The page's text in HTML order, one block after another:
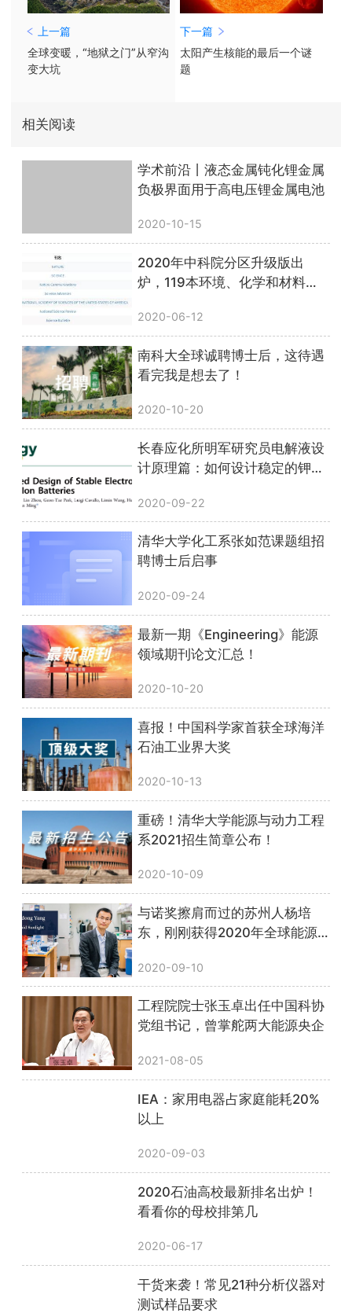
上一篇
全球变暖，“地狱之门”从窄沟
变大坑
下一篇
太阳产生核能的最后一个谜
题
相关阅读
学术前沿丨液态金属钝化锂金属
负极界面用于高电压锂金属电池
2020-10-15
2020年中科院分区升级版出
炉，119本环境、化学和材料类
2020-06-12
南科大全球诚聘博士后，这待遇
看完我是想去了！
2020-10-20
长春应化所明军研究员电解液设
计原理篇：如何设计稳定的钾电
2020-09-22
清华大学化工系张如范课题组招
聘博士后启事
2020-09-24
最新一期《Engineering》能源
领域期刊论文汇总！
2020-10-20
喜报！中国科学家首获全球海洋
石油工业界大奖
2020-10-13
重磅！清华大学能源与动力工程
系2021招生简章公布！
2020-10-09
与诺奖擦肩而过的苏州人杨培
东，刚刚获得2020年全球能源
2020-09-10
工程院院士张玉卓出任中国科协
党组书记，曾掌舵两大能源央企
2021-08-05
IEA：家用电器占家庭能耗20%
以上
2020-09-03
2020石油高校最新排名出炉！
看看你的母校排第几
2020-06-17
干货来袭！常见21种分析仪器对
测试样品要求